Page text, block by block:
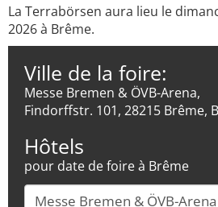
La Terrabörsen aura lieu le
2026 à Brême.
Ville de la foire:
Messe Bremen & ÖVB-Arena,
Findorffstr. 101, 28215 Brême,
Hôtels
pour date de foire à Brême